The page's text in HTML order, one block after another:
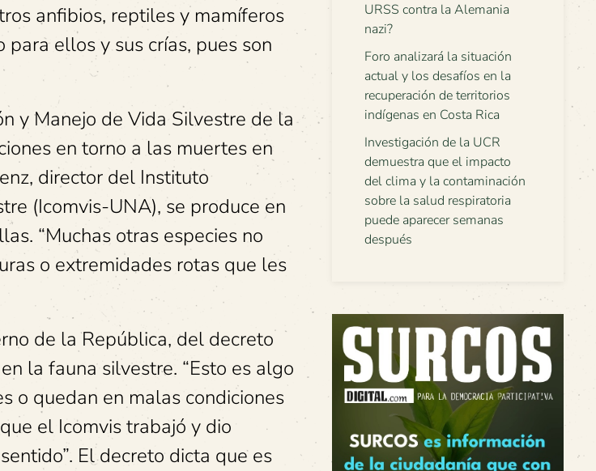
anfibios, reptiles y mamíferos
ellos y sus crías, pues son
y Manejo de Vida Silvestre de la
en torno a las muertes en
director del Instituto
(Icomvis-UNA), se produce en
“Muchas otras especies no
o extremidades rotas que les
de la República, del decreto
la fauna silvestre. “Esto es algo
o quedan en malas condiciones
el Icomvis trabajó y dio
El decreto dicta que es
URSS contra la Alemania
nazi?
Foro analizará la situación
actual y los desafíos en la
recuperación de territorios
indígenas en Costa Rica
Investigación de la UCR
demuestra que el impacto
del clima y la contaminación
sobre la salud respiratoria
puede aparecer semanas
después